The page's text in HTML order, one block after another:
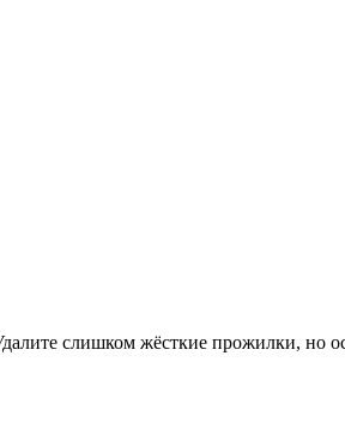
слишком жёсткие прожилки, но